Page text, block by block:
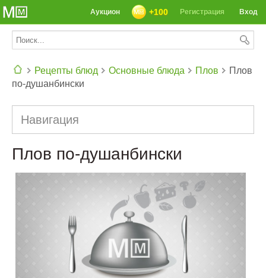
Вход
Регистрация
+100
Аукцион
Рецепты блюд Основные блюда Плов
Плов
по-душанбински
Навигация
Плов по-душанбински